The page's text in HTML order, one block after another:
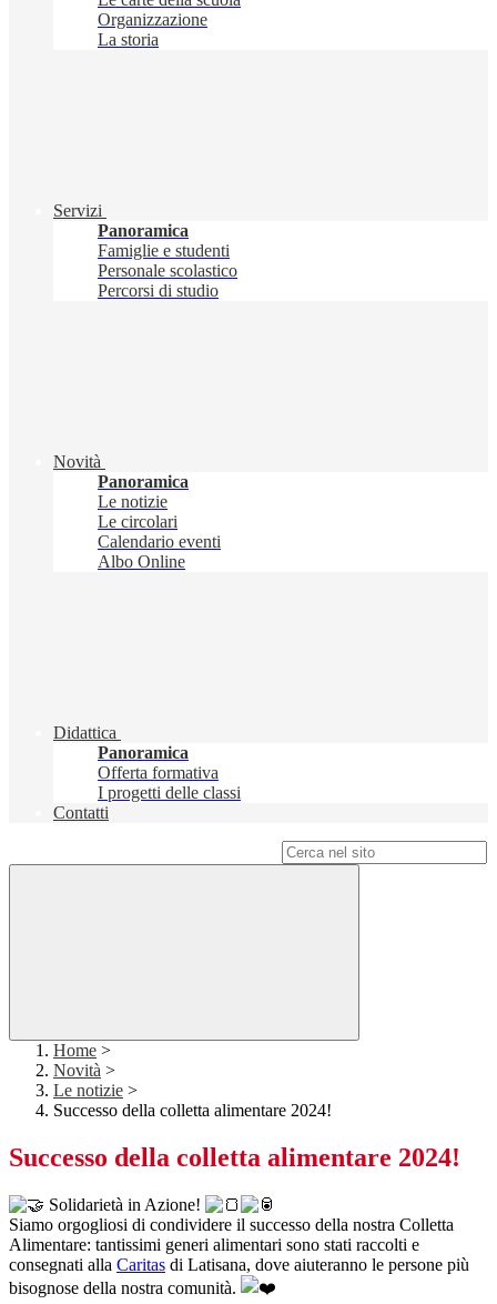
Organizzazione
La storia
Servizi
Panoramica
Famiglie e studenti
Personale scolastico
Percorsi di studio
Novità
Panoramica
Le notizie
Le circolari
Calendario eventi
Albo Online
Didattica
Panoramica
Offerta formativa
I progetti delle classi
Contatti
Home >
Novità >
Le notizie >
Successo della colletta alimentare 2024!
Successo della colletta alimentare 2024!
Solidarietà in Azione!
Siamo orgogliosi di condividere il successo della nostra Colletta
Alimentare: tantissimi generi alimentari sono stati raccolti e
consegnati alla Caritas di Latisana, dove aiuteranno le persone più
bisognose della nostra comunità.